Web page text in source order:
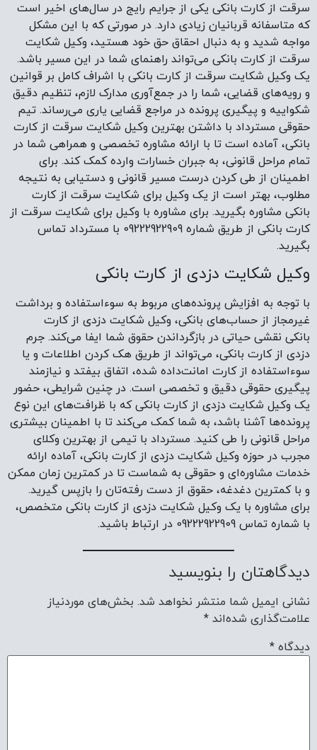
سرقت از کارت بانکی یکی از جرایم رایج در سال‌های اخیر است
که متاسفانه قربانیان زیادی دارد. در صورتی که با این مشکل
مواجه شدید و به دنبال احقاق حق خود هستید، وکیل شکایت
سرقت از کارت بانکی می‌تواند راهنمای شما در این مسیر باشد.
یک وکیل شکایت سرقت از کارت بانکی با اشراف کامل بر قوانین
و رویه‌های قضایی، شما را در جمع‌آوری مدارک لازم، تنظیم دقیق
شکواییه و پیگیری پرونده در مراجع قضایی یاری می‌رساند. تیم
حقوقی مسترداد با داشتن بهترین وکیل شکایت سرقت از کارت
بانکی، آماده است تا با ارائه مشاوره تخصصی و همراهی شما در
تمام مراحل قانونی، به جبران خسارات وارده کمک کند. برای
اطمینان از طی کردن درست مسیر قانونی و دستیابی به نتیجه
مطلوب، بهتر است از یک وکیل برای شکایت سرقت از کارت
بانکی مشاوره بگیرید. برای مشاوره با وکیل برای شکایت سرقت از
کارت بانکی از طریق شماره 09222922909 با مسترداد تماس
بگیرید.
وکیل شکایت دزدی از کارت بانکی
با توجه به افزایش پرونده‌های مربوط به سوءاستفاده و برداشت
غیرمجاز از حساب‌های بانکی، وکیل شکایت دزدی از کارت
بانکی نقشی حیاتی در بازگرداندن حقوق شما ایفا می‌کند. جرم
دزدی از کارت بانکی، می‌تواند از طریق هک کردن اطلاعات و یا
سوءاستفاده از کارت امانت‌داده شده، اتفاق بیفتد و نیازمند
پیگیری حقوقی دقیق و تخصصی است. در چنین شرایطی، حضور
یک وکیل شکایت دزدی از کارت بانکی که با ظرافت‌های این نوع
پرونده‌ها آشنا باشد، به شما کمک می‌کند تا با اطمینان بیشتری
مراحل قانونی را طی کنید. مسترداد با تیمی از بهترین وکلای
مجرب در حوزه وکیل شکایت دزدی از کارت بانکی، آماده ارائه
خدمات مشاوره‌ای و حقوقی به شماست تا در کمترین زمان ممکن
و با کمترین دغدغه، حقوق از دست رفته‌تان را بازپس گیرید.
برای مشاوره با یک وکیل شکایت دزدی از کارت بانکی متخصص،
با شماره تماس 09222922909 در ارتباط باشید.
دیدگاهتان را بنویسید
نشانی ایمیل شما منتشر نخواهد شد. بخش‌های موردنیاز
علامت‌گذاری شده‌اند *
دیدگاه *